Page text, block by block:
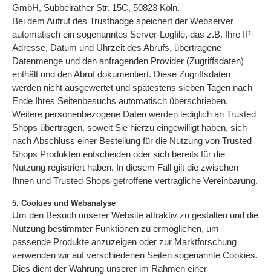
GmbH, Subbelrather Str. 15C, 50823 Köln.
Bei dem Aufruf des Trustbadge speichert der Webserver
automatisch ein sogenanntes Server-Logfile, das z.B. Ihre IP-
Adresse, Datum und Uhrzeit des Abrufs, übertragene
Datenmenge und den anfragenden Provider (Zugriffsdaten)
enthält und den Abruf dokumentiert. Diese Zugriffsdaten
werden nicht ausgewertet und spätestens sieben Tagen nach
Ende Ihres Seitenbesuchs automatisch überschrieben.
Weitere personenbezogene Daten werden lediglich an Trusted
Shops übertragen, soweit Sie hierzu eingewilligt haben, sich
nach Abschluss einer Bestellung für die Nutzung von Trusted
Shops Produkten entscheiden oder sich bereits für die
Nutzung registriert haben. In diesem Fall gilt die zwischen
Ihnen und Trusted Shops getroffene vertragliche Vereinbarung.
5. Cookies und Webanalyse
Um den Besuch unserer Website attraktiv zu gestalten und die
Nutzung bestimmter Funktionen zu ermöglichen, um
passende Produkte anzuzeigen oder zur Marktforschung
verwenden wir auf verschiedenen Seiten sogenannte Cookies.
Dies dient der Wahrung unserer im Rahmen einer